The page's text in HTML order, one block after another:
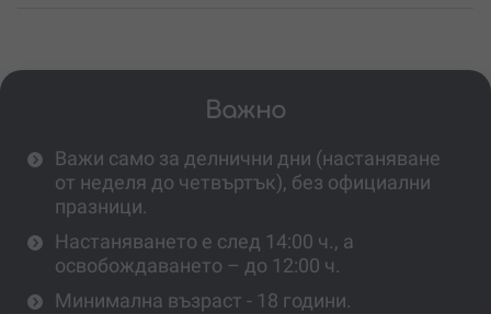
Важно
Важи само за делнични дни (настаняване
от неделя до четвъртък), без официални
празници.
Настаняването е след 14:00 ч., а
освобождаването – до 12:00 ч.
Минимална възраст - 18 години.